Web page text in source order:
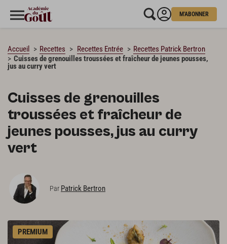
M'ABONNER
Accueil Recettes Recettes Entrée
Recettes Patrick Bertron
Cuisses de grenouilles troussées et fraîcheur de jeunes pousses,
jus au curry vert
Cuisses de grenouilles
troussées et fraîcheur de
jeunes pousses, jus au curry
vert
Par Patrick Bertron
PREMIUM
CHARGEMENT…